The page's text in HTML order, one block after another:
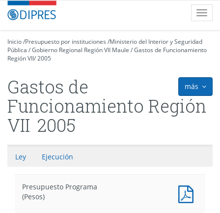
Contenido
principalDIPRES
-
de
Presupuestos
Inicio/Presupuesto por instituciones /Ministerio del Interior y Seguridad
Pública /Gobierno Regional Región VII Maule /Gastos de Funcionamiento
Región VII/2005
más
Gastos de
Funcionamiento Región
VII 2005
Ley Ejecución
Presupuesto Programa
(Pesos)